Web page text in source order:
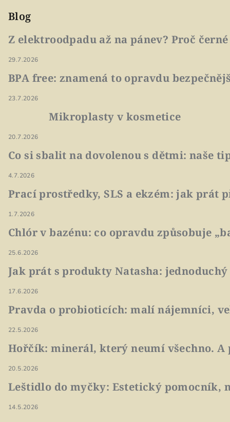
Blog
Z elektroodpadu až na pánev? Proč
29.7.2026
BPA free: znamená to opravdu
23.7.2026
Mikroplasty v kosmetice
20.7.2026
Co si sbalit na dovolenou s dětmi: naše
4.7.2026
Prací prostředky, SLS a ekzém: jak prát
1.7.2026
Chlór v bazénu: co opravdu způsobuje
25.6.2026
Jak prát s produkty Natasha:
17.6.2026
Pravda o probioticích: malí nájemníci,
22.5.2026
Hořčík: minerál, který neumí všechno.
20.5.2026
Leštidlo do myčky: Estetický pomocník,
14.5.2026